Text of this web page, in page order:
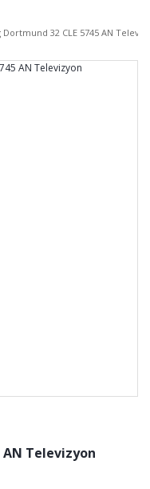
32 CLE 5745 AN
AN Televizyon